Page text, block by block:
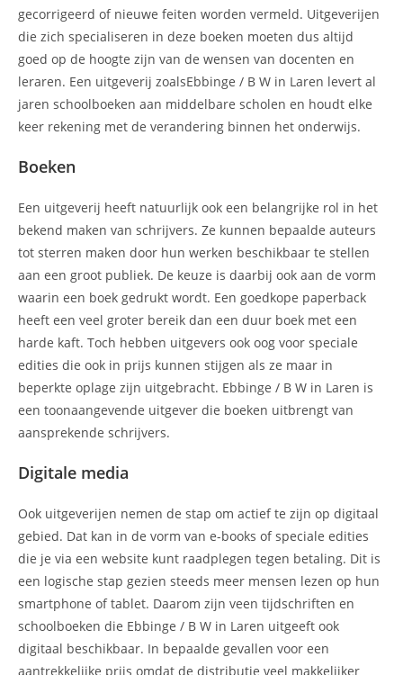
gecorrigeerd of nieuwe feiten worden vermeld. Uitgeverijen
die zich specialiseren in deze boeken moeten dus altijd
goed op de hoogte zijn van de wensen van docenten en
leraren. Een uitgeverij zoalsEbbinge / B W in Laren levert al
jaren schoolboeken aan middelbare scholen en houdt elke
keer rekening met de verandering binnen het onderwijs.
Boeken
Een uitgeverij heeft natuurlijk ook een belangrijke rol in het
bekend maken van schrijvers. Ze kunnen bepaalde auteurs
tot sterren maken door hun werken beschikbaar te stellen
aan een groot publiek. De keuze is daarbij ook aan de vorm
waarin een boek gedrukt wordt. Een goedkope paperback
heeft een veel groter bereik dan een duur boek met een
harde kaft. Toch hebben uitgevers ook oog voor speciale
edities die ook in prijs kunnen stijgen als ze maar in
beperkte oplage zijn uitgebracht. Ebbinge / B W in Laren is
een toonaangevende uitgever die boeken uitbrengt van
aansprekende schrijvers.
Digitale media
Ook uitgeverijen nemen de stap om actief te zijn op digitaal
gebied. Dat kan in de vorm van e-books of speciale edities
die je via een website kunt raadplegen tegen betaling. Dit is
een logische stap gezien steeds meer mensen lezen op hun
smartphone of tablet. Daarom zijn veen tijdschriften en
schoolboeken die Ebbinge / B W in Laren uitgeeft ook
digitaal beschikbaar. In bepaalde gevallen voor een
aantrekkelijke prijs omdat de distributie veel makkelijker